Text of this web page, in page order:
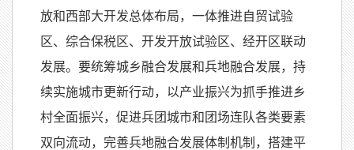
放和西部大开发总体布局，一体推进自贸试验
区、综合保税区、开发开放试验区、经开区联动
发展。要统筹城乡融合发展和兵地融合发展，持
续实施城市更新行动，以产业振兴为抓手推进乡
村全面振兴，促进兵团城市和团场连队各类要素
双向流动，完善兵地融合发展体制机制，搭建平